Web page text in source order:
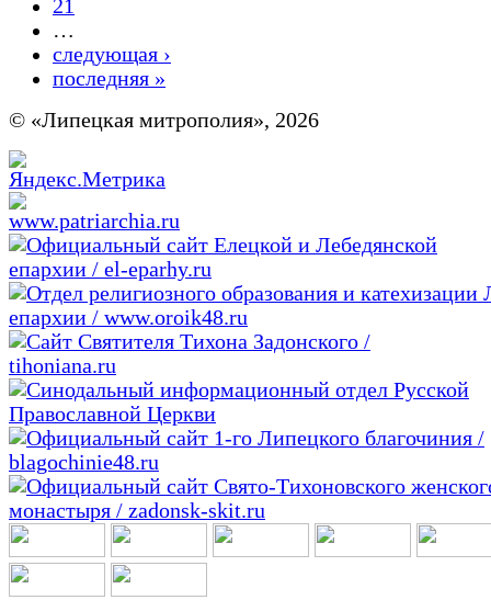
21
…
следующая ›
последняя »
© «Липецкая митрополия», 2026